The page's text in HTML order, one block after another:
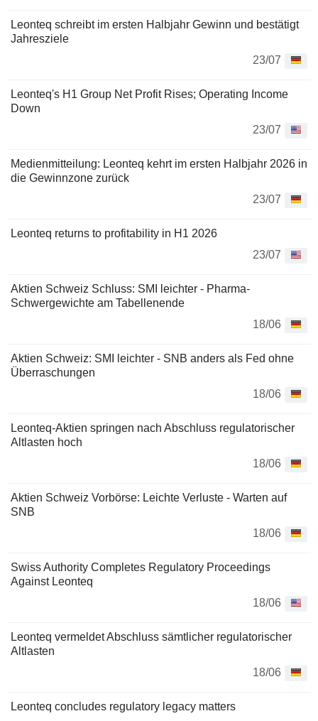
Leonteq schreibt im ersten Halbjahr Gewinn und bestätigt
Jahresziele
23/07
Leonteq's H1 Group Net Profit Rises; Operating Income
Down
23/07
Medienmitteilung: Leonteq kehrt im ersten Halbjahr 2026 in
die Gewinnzone zurück
23/07
Leonteq returns to profitability in H1 2026
23/07
Aktien Schweiz Schluss: SMI leichter - Pharma-
Schwergewichte am Tabellenende
18/06
Aktien Schweiz: SMI leichter - SNB anders als Fed ohne
Überraschungen
18/06
Leonteq-Aktien springen nach Abschluss regulatorischer
Altlasten hoch
18/06
Aktien Schweiz Vorbörse: Leichte Verluste - Warten auf
SNB
18/06
Swiss Authority Completes Regulatory Proceedings
Against Leonteq
18/06
Leonteq vermeldet Abschluss sämtlicher regulatorischer
Altlasten
18/06
Leonteq concludes regulatory legacy matters